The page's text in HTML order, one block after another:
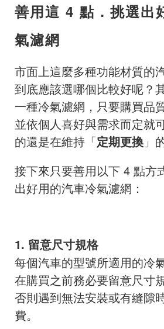
善用這 4 點．挑選出
氣濾網
市面上這麼多種功能材質的
到底應該選哪個比較好呢？
一種冷氣濾網，只要購買品
並依個人喜好與需求而定就
的還是在維持「定期更換 」
接下來只要善用以下 4 點方
出好用的汽車冷氣濾網：
1. 留意尺寸規格
每個汽車的型號所適用的冷
在購買之前務必要留意尺寸
否則遇到無法安裝或有縫隙
費。